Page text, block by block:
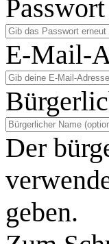
E-Mail-
Der
geben.